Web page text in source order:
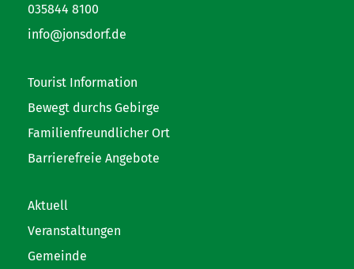
035844 8100
info@jonsdorf.de
Tourist Information
Bewegt durchs Gebirge
Familienfreundlicher Ort
Barrierefreie Angebote
Aktuell
Veranstaltungen
Gemeinde